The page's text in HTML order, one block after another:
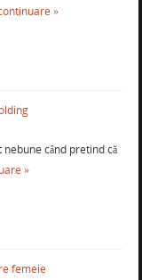
»
când pretind că
»
femeie